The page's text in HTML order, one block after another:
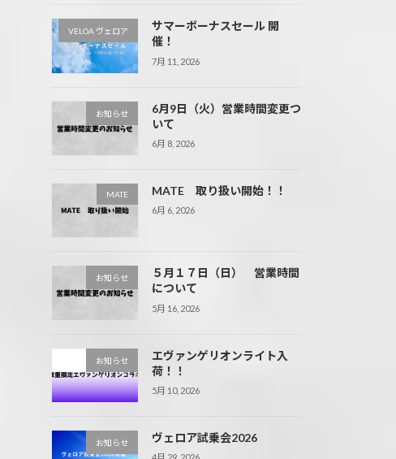
VELOA ヴェロア
サマーボーナスセール 開
催！
7月 11, 2026
お知らせ
6月9日（火）営業時間変更つ
いて
6月 8, 2026
MATE MATE 取り扱い開始！！
6月 6, 2026
お知らせ
５月１７日（日） 営業時間
について
5月 16, 2026
お知らせ
エヴァンゲリオンライト入
荷！！
5月 10, 2026
お知らせ ヴェロア試乗会2026